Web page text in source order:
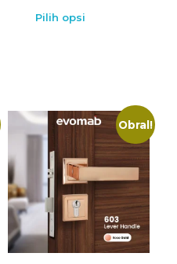
Pilih opsi
Obral!